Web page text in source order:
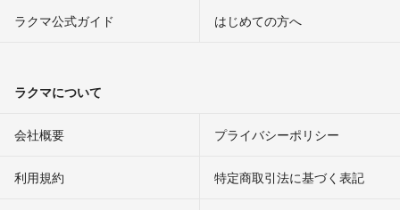
ラクマ公式ガイド はじめての方へ
ラクマについて
会社概要 プライバシーポリシー
利用規約 特定商取引法に基づく表記